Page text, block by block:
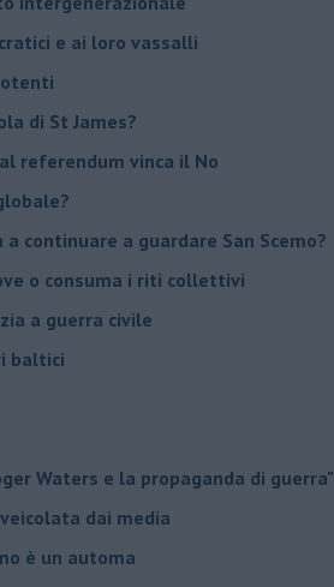
e ai loro vassalli
di St James?
referendum vinca il No
continuare a guardare San Scemo?
o consuma i riti collettivi
a guerra civile
baltici
Waters e la propaganda di guerra"
dai media
è un automa